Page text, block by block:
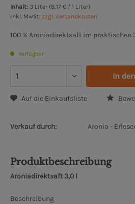
Inhalt: 3 Liter (8,17 € / 1 Liter)
inkl. MwSt. zzgl. Versandkosten
100 % Aroniadirektsaft im praktischen
Verfügbar
In den
Auf die Einkaufsliste
Verkauf durch: Aronia -
Produktbeschreibung
Aroniadirektsaft 3,0 l
Beschreibung